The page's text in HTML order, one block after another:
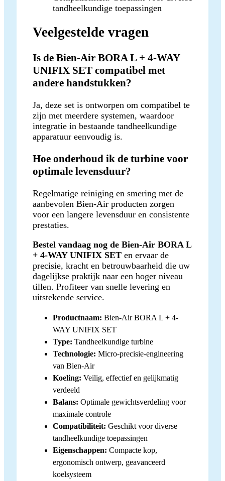
tandheelkundige toepassingen
Veelgestelde vragen
Is de Bien-Air BORA L + 4-WAY
UNIFIX SET compatibel met
andere handstukken?
Ja, deze set is ontworpen om compatibel te
zijn met meerdere systemen, waardoor
integratie in bestaande tandheelkundige
apparatuur eenvoudig is.
Hoe onderhoud ik de turbine voor
optimale levensduur?
Regelmatige reiniging en smering met de
aanbevolen Bien-Air producten zorgen
voor een langere levensduur en consistente
prestaties.
Bestel vandaag nog de Bien-Air BORA L
+ 4-WAY UNIFIX SET en ervaar de
precisie, kracht en betrouwbaarheid die uw
dagelijkse praktijk naar een hoger niveau
tillen. Profiteer van snelle levering en
uitstekende service.
Productnaam: Bien-Air BORA L + 4-
WAY UNIFIX SET
Type: Tandheelkundige turbine
Technologie: Micro-precisie-engineering
van Bien-Air
Koeling: Veilig, effectief en gelijkmatig
verdeeld
Balans: Optimale gewichtsverdeling voor
maximale controle
Compatibiliteit: Geschikt voor diverse
tandheelkundige toepassingen
Eigenschappen: Compacte kop,
ergonomisch ontwerp, geavanceerd
koelsysteem